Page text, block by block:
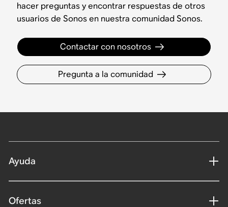
hacer preguntas y encontrar respuestas de otros
usuarios de Sonos en nuestra comunidad Sonos.
Contactar con nosotros
Pregunta a la comunidad
Ayuda
Ofertas